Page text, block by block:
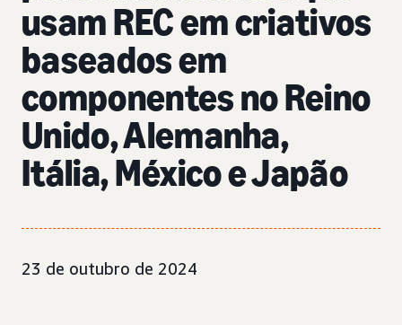
usam REC em criativos
baseados em
componentes no Reino
Unido, Alemanha,
Itália, México e Japão
23 de outubro de 2024